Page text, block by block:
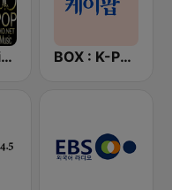
Big B Radio - KPOP(인터넷 라디오) BOX : K-POP 케이팝